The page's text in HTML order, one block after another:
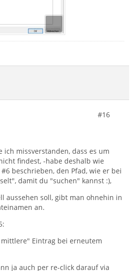
#16
ich missverstanden, dass es um
findest, -habe deshalb wie
beschrieben, den Pfad, wie er bei
damit du "suchen" kannst :),
aussehen soll, gibt man ohnehin in
an.
Eintrag bei erneutem
ja auch per re-click darauf via